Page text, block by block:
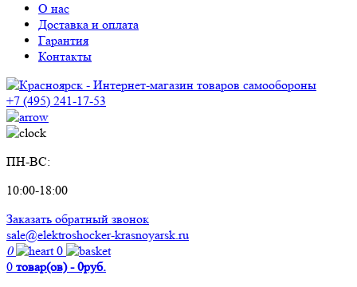
О нас
Доставка и оплата
Гарантия
Контакты
+7 (495) 241-17-53
ПН-ВС:
10:00-18:00
Заказать обратный звонок
sale@elektroshocker-krasnoyarsk.ru
0
0
0 товар(ов) - 0руб.